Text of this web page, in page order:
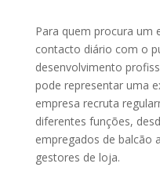
Para quem procura um
contacto diário com o
desenvolvimento
pode representar uma
empresa recruta
diferentes funções,
empregados de balcão
gestores de loja.